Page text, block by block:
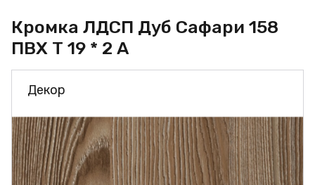
Кромка ЛДСП Дуб Сафари 158
ПВХ Т 19 * 2 А
Декор